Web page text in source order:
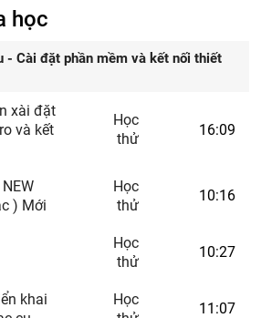
học
- Cài đặt phần mềm và kết nối thiết
xài đặt
và kết
Học
thử
16:09
) Mới
Học
thử
10:16
Học
thử
10:27
khai
Học
11:07